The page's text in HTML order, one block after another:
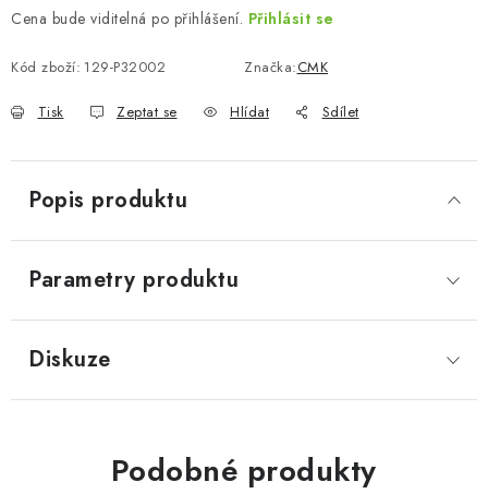
Cena bude viditelná po přihlášení. Přihlásit se
Kód zboží: 129-P32002 Značka:CMK
Tisk Zeptat se Hlídat Sdílet
Popis produktu
Parametry produktu
Diskuze
Podobné produkty